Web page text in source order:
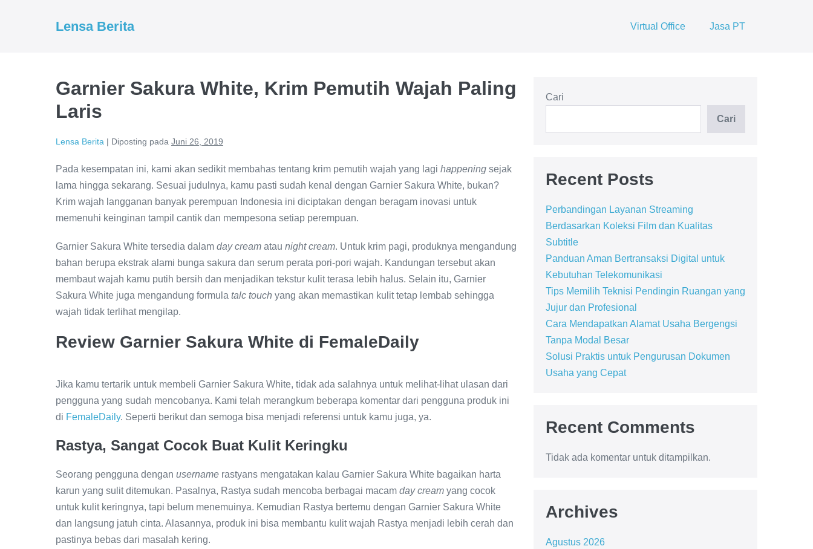
Lensa Berita Virtual Office Jasa PT
Garnier Sakura White, Krim Pemutih Wajah Paling
Laris
Lensa Berita | Diposting pada Juni 26, 2019
Pada kesempatan ini, kami akan sedikit membahas tentang krim pemutih wajah yang lagi happening sejak
lama hingga sekarang. Sesuai judulnya, kamu pasti sudah kenal dengan Garnier Sakura White, bukan?
Krim wajah langganan banyak perempuan Indonesia ini diciptakan dengan beragam inovasi untuk
memenuhi keinginan tampil cantik dan mempesona setiap perempuan.
Garnier Sakura White tersedia dalam day cream atau night cream. Untuk krim pagi, produknya mengandung
bahan berupa ekstrak alami bunga sakura dan serum perata pori-pori wajah. Kandungan tersebut akan
membaut wajah kamu putih bersih dan menjadikan tekstur kulit terasa lebih halus. Selain itu, Garnier
Sakura White juga mengandung formula talc touch yang akan memastikan kulit tetap lembab sehingga
wajah tidak terlihat mengilap.
Review Garnier Sakura White di FemaleDaily
Jika kamu tertarik untuk membeli Garnier Sakura White, tidak ada salahnya untuk melihat-lihat ulasan dari
pengguna yang sudah mencobanya. Kami telah merangkum beberapa komentar dari pengguna produk ini
di FemaleDaily. Seperti berikut dan semoga bisa menjadi referensi untuk kamu juga, ya.
Rastya, Sangat Cocok Buat Kulit Keringku
Seorang pengguna dengan username rastyans mengatakan kalau Garnier Sakura White bagaikan harta
karun yang sulit ditemukan. Pasalnya, Rastya sudah mencoba berbagai macam day cream yang cocok
untuk kulit keringnya, tapi belum menemuinya. Kemudian Rastya bertemu dengan Garnier Sakura White
dan langsung jatuh cinta. Alasannya, produk ini bisa membantu kulit wajah Rastya menjadi lebih cerah dan
pastinya bebas dari masalah kering.
Cari
Cari
Recent Posts
Perbandingan Layanan Streaming
Berdasarkan Koleksi Film dan Kualitas
Subtitle
Panduan Aman Bertransaksi Digital untuk
Kebutuhan Telekomunikasi
Tips Memilih Teknisi Pendingin Ruangan yang
Jujur dan Profesional
Cara Mendapatkan Alamat Usaha Bergengsi
Tanpa Modal Besar
Solusi Praktis untuk Pengurusan Dokumen
Usaha yang Cepat
Recent Comments
Tidak ada komentar untuk ditampilkan.
Archives
Agustus 2026